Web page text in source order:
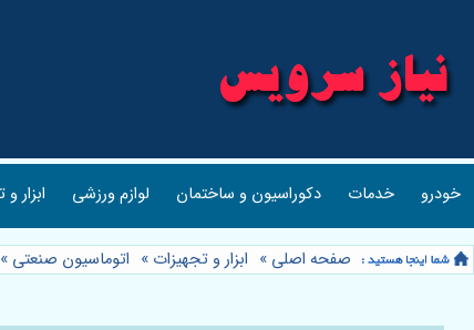
خودرو خدمات دکوراسیون و ساختمان لوازم ورزشی ابزار
صفحه اصلی » ابزار و تجهیزات » اتوماسیون صنعتی »